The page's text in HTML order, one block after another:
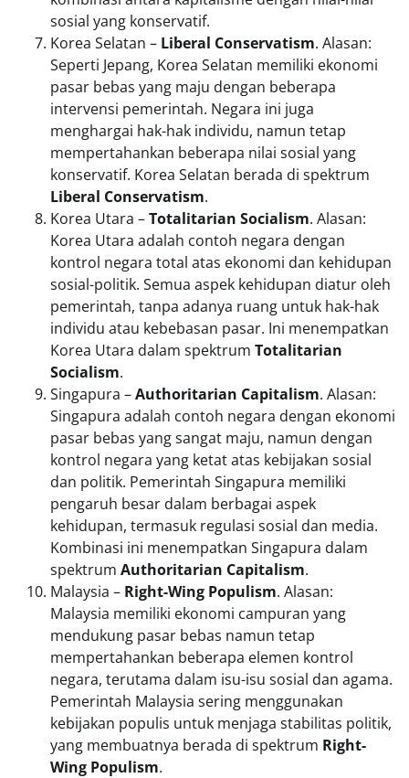
sosial yang konservatif.
Korea Selatan – Liberal Conservatism. Alasan:
Seperti Jepang, Korea Selatan memiliki ekonomi
pasar bebas yang maju dengan beberapa
intervensi pemerintah. Negara ini juga
menghargai hak-hak individu, namun tetap
mempertahankan beberapa nilai sosial yang
konservatif. Korea Selatan berada di spektrum
Liberal Conservatism.
Korea Utara –Totalitarian Socialism. Alasan:
Korea Utara adalah contoh negara dengan
kontrol negara total atas ekonomi dan kehidupan
sosial-politik. Semua aspek kehidupan diatur oleh
pemerintah, tanpa adanya ruang untuk hak-hak
individu atau kebebasan pasar. Ini menempatkan
Korea Utara dalam spektrum Totalitarian
Socialism.
Singapura –Authoritarian Capitalism. Alasan:
Singapura adalah contoh negara dengan ekonomi
pasar bebas yang sangat maju, namun dengan
kontrol negara yang ketat atas kebijakan sosial
dan politik. Pemerintah Singapura memiliki
pengaruh besar dalam berbagai aspek
kehidupan, termasuk regulasi sosial dan media.
Kombinasi ini menempatkan Singapura dalam
spektrum Authoritarian Capitalism.
Malaysia – Right-Wing Populism. Alasan:
Malaysia memiliki ekonomi campuran yang
mendukung pasar bebas namun tetap
mempertahankan beberapa elemen kontrol
negara, terutama dalam isu-isu sosial dan agama.
Pemerintah Malaysia sering menggunakan
kebijakan populis untuk menjaga stabilitas politik,
yang membuatnya berada di spektrum Right-
Wing Populism.